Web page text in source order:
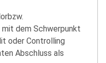
dem Schwerpunkt
oder Controlling
Abschluss als